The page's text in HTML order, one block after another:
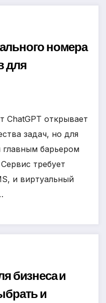
номера
для
ChatGPT открывает
задач, но для
главным барьером
требует
и виртуальный
бизнеса и
и